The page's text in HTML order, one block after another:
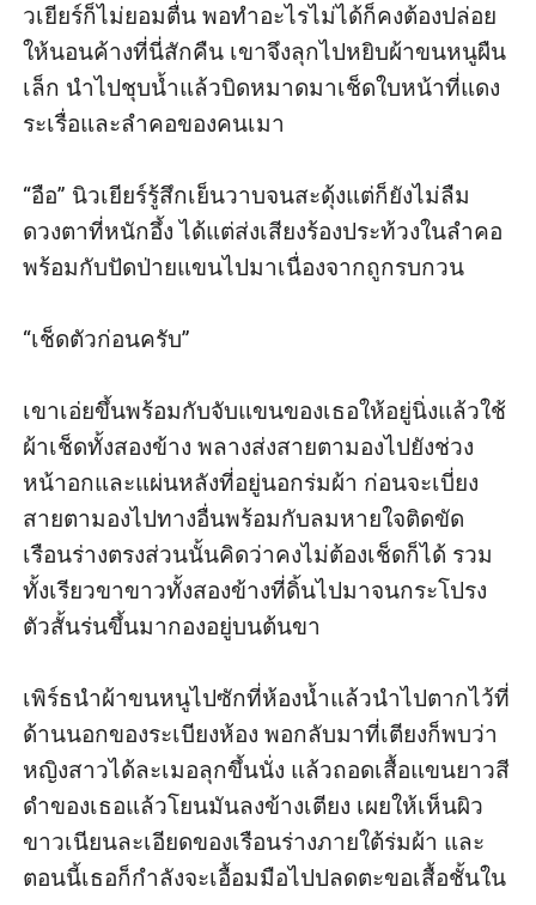
วเยียร์ก็ไม่ยอมตื่น พอทำอะไรไม่ได้ก็คงต้องปล่อย
ให้นอนค้างที่นี่สักคืน เขาจึงลุกไปหยิบผ้าขนหนูผืน
เล็ก นำไปชุบน้ำแล้วบิดหมาดมาเช็ดใบหน้าที่แดง
ระเรื่อและลำคอของคนเมา
“อือ” นิวเยียร์รู้สึกเย็นวาบจนสะดุ้งแต่ก็ยังไม่ลืม
ดวงตาที่หนักอึ้ง ได้แต่ส่งเสียงร้องประท้วงในลำคอ
พร้อมกับปัดป่ายแขนไปมาเนื่องจากถูกรบกวน
“เช็ดตัวก่อนครับ”
เขาเอ่ยขึ้นพร้อมกับจับแขนของเธอให้อยู่นิ่งแล้วใช้
ผ้าเช็ดทั้งสองข้าง พลางส่งสายตามองไปยังช่วง
หน้าอกและแผ่นหลังที่อยู่นอกร่มผ้า ก่อนจะเบี่ยง
สายตามองไปทางอื่นพร้อมกับลมหายใจติดขัด
เรือนร่างตรงส่วนนั้นคิดว่าคงไม่ต้องเช็ดก็ได้ รวม
ทั้งเรียวขาขาวทั้งสองข้างที่ดิ้นไปมาจนกระโปรง
ตัวสั้นร่นขึ้นมากองอยู่บนต้นขา
เพิร์ธนำผ้าขนหนูไปซักที่ห้องน้ำแล้วนำไปตากไว้ที่
ด้านนอกของระเบียงห้อง พอกลับมาที่เตียงก็พบว่า
หญิงสาวได้ละเมอลุกขึ้นนั่ง แล้วถอดเสื้อแขนยาวสี
ดำของเธอแล้วโยนมันลงข้างเตียง เผยให้เห็นผิว
ขาวเนียนละเอียดของเรือนร่างภายใต้ร่มผ้า และ
ตอนนี้เธอก็กำลังจะเอื้อมมือไปปลดตะขอเสื้อชั้นใน